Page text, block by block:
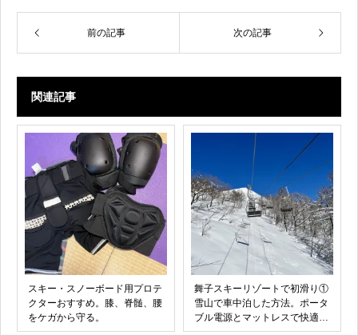
前の記事 次の記事
関連記事
スキー・スノーボード用プロテ
クターおすすめ。膝、脊髄、腰
をケガから守る。
舞子スキーリゾートで初滑り①
雪山で車中泊した方法。ポータ
ブル電源とマットレスで快適に
過ごす。